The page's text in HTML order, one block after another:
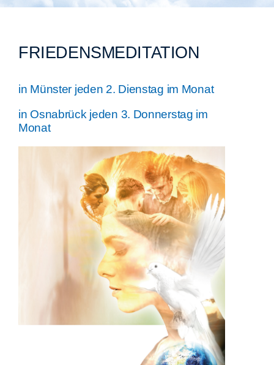
Städtegruppen Schweiz
FRIEDENSMEDITATION
in Münster jeden 2. Dienstag im Monat
in Osnabrück jeden 3. Donnerstag im
Monat